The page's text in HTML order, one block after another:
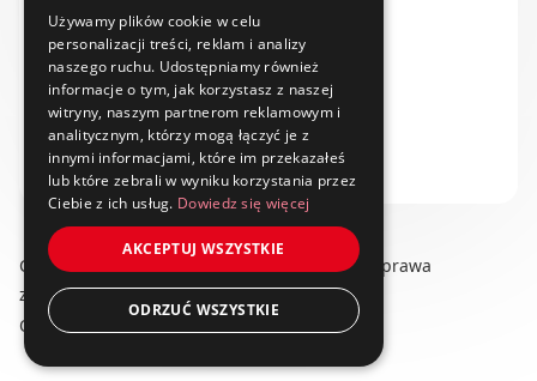
Do zbioru
Rolnictwo precyzyjne
Dealerzy
Ze świata techniki rolniczej
Copyright © 2025 swiat-techniki.pl. Wszelkie prawa
zastrzeżone.
Obserwuj nas na:
Używamy plików cookie w celu
personalizacji treści, reklam i analizy
naszego ruchu. Udostępniamy również
informacje o tym, jak korzystasz z naszej
witryny, naszym partnerom reklamowym i
analitycznym, którzy mogą łączyć je z
innymi informacjami, które im przekazałeś
lub które zebrali w wyniku korzystania przez
Ciebie z ich usług. Dowiedz się więcej
AKCEPTUJ WSZYSTKIE
ODRZUĆ WSZYSTKIE